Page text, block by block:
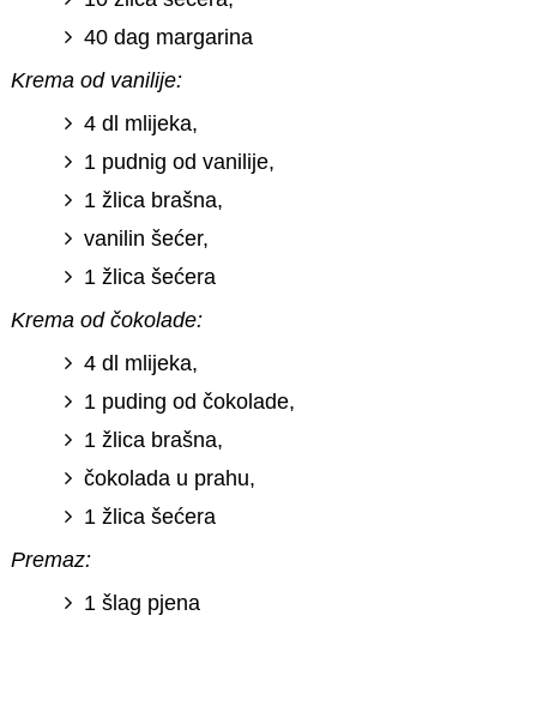
40 dag margarina
Krema od vanilije:
4 dl mlijeka,
1 pudnig od vanilije,
1 žlica brašna,
vanilin šećer,
1 žlica šećera
Krema od čokolade:
4 dl mlijeka,
1 puding od čokolade,
1 žlica brašna,
čokolada u prahu,
1 žlica šećera
Premaz:
1 šlag pjena